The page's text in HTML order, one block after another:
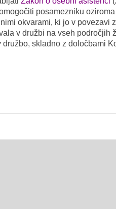
posamezniku
okvarami, ki jo v povezavi
v družbi na vseh
skladno z določbami